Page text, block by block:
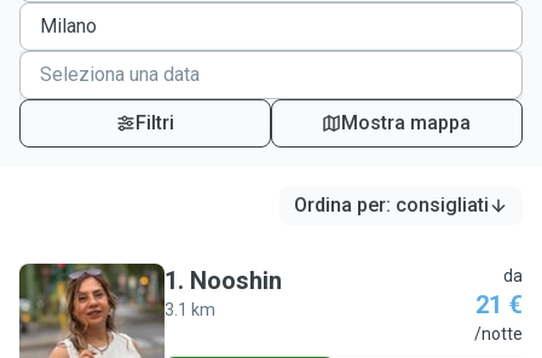
Filtri Mostra mappa
Ordina per: consigliati
N
1. Nooshin
3.1 km
da
21 €
/notte